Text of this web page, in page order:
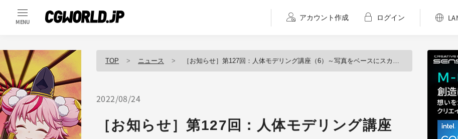
MENU
アカウント作成 ログイン
TOP ニュース ［お知らせ］第127回：人体モデリング講座（6）～写真をベースにスカルプトでモデルを調整する～が配信開始（BlenderでCGをはじめよう！ゼロから学ぶ3DCG教室）
2022/08/24
［お知らせ］第127回：人体モデリング講座